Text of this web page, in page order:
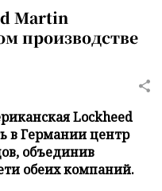
Martin
производстве
Lockheed
в Германии центр
объединив
обеих компаний.